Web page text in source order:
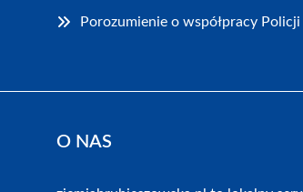
Porozumienie o współpracy
O NAS